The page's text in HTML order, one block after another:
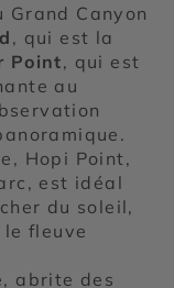
Canyon
, qui est la
Point, qui est
au
Hopi Point,
est idéal
du soleil,
fleuve
abrite des